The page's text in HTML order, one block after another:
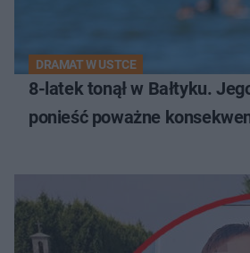
DRAMAT W USTCE
8-latek tonął w Bałtyku.
ponieść poważne